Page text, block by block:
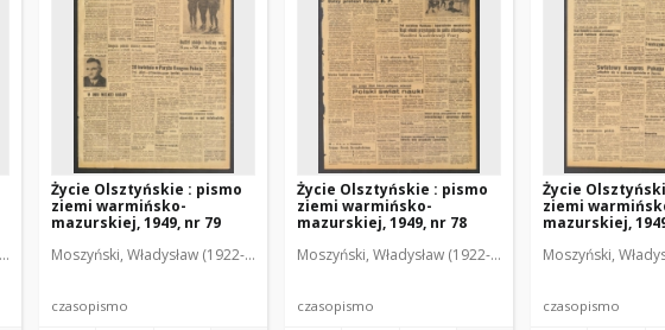
Red. Mroczkowski, Włodzimierz (1902-1971). Red. Osiecki, Andrzej. Red.
Życie Olsztyńskie : pismo
ziemi warmińsko-
mazurskiej, 1949, nr 79
Moszyński, Władysław (1922-2001). Red. Mroczkowski, Włodzimierz (1902-1971). Red.
czasopismo
Życie Olsztyńskie : pismo
ziemi warmińsko-
mazurskiej, 1949, nr 78
Moszyński, Władysław (1922-2001). Red. Mroczkowski,
czasopismo
Życie
ziemi
mazurskiej,
Moszyński,
czasopismo